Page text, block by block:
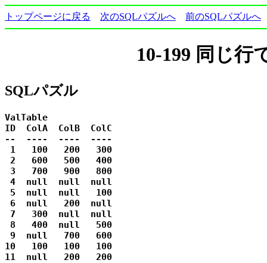
トップページに戻る 次のSQLパズルへ 前のSQLパズルへ
10-199 同じ行
SQLパズル
ValTable
ID  ColA  ColB  ColC
--  ----  ----  ----
1   100   200   300
2   600   500   400
3   700   900   800
4  null  null  null
5  null  null   100
6  null   200  null
7   300  null  null
8   400  null   500
9  null   700   600
10   100   100   100
11  null   200   200